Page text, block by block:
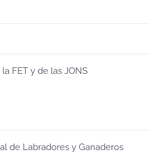
FET y de las JONS
de Labradores y Ganaderos